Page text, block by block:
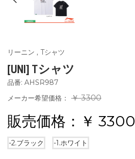
リーニン , Tシャツ
[UNI] Tシャツ
品番: AHSR987
メーカー希望価格：
￥ 3300
販売価格：￥ 3300
-2.ブラック -1.ホワイト